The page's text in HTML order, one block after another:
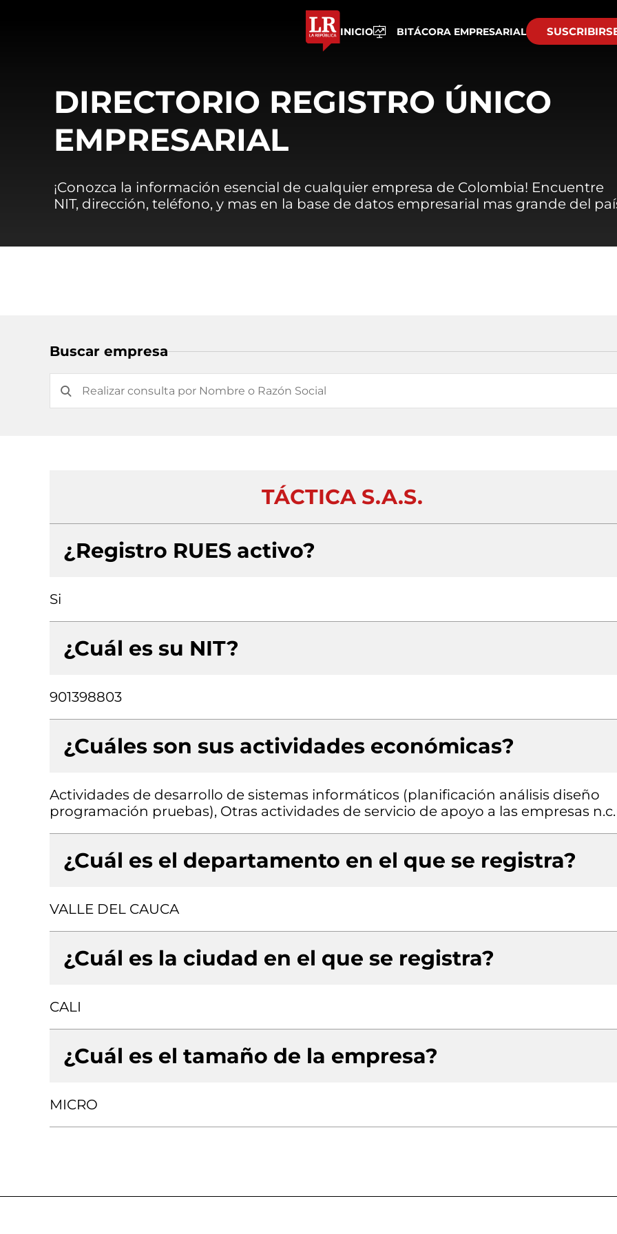
INICIO BITÁCORA EMPRESARIAL
DIRECTORIO REGISTRO ÚNICO
EMPRESARIAL
¡Conozca la información esencial de cualquier empresa de Colombia! Encuentre
NIT, dirección, teléfono, y mas en la base de datos empresarial mas grande del
Buscar empresa
TÁCTICA S.A.S.
¿Registro RUES activo?
Si
¿Cuál es su NIT?
901398803
¿Cuáles son sus actividades económicas?
Actividades de desarrollo de sistemas informáticos (planificación análisis diseño
programación pruebas), Otras actividades de servicio de apoyo a las empresas
¿Cuál es el departamento en el que se registra?
VALLE DEL CAUCA
¿Cuál es la ciudad en el que se registra?
CALI
¿Cuál es el tamaño de la empresa?
MICRO